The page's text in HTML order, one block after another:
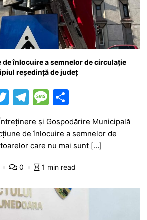
de înlocuire a semnelor de circulație
reședință de județ
T
w
itt
er
T
e
gr
a
m
M
s
s
a
e
ar
ta
je
a
ă
și Gospodărire Municipală
de înlocuire a semnelor de
care nu mai sunt […]
0 1 min read